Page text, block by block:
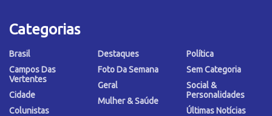
Categorias
Brasil
Campos Das
Vertentes
Cidade
Colunistas
Destaques
Foto Da Semana
Geral
Mulher & Saúde
Política
Sem Categoria
Social &
Personalidades
Últimas Notícias